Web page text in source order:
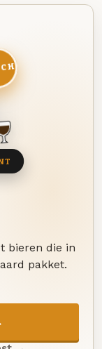
bieren die in
pakket.